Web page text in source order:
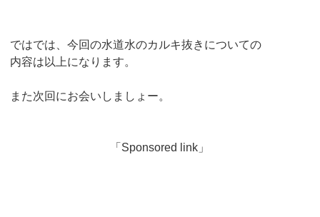
ではでは、今回の水道水のカルキ抜きについての
内容は以上になります。
また次回にお会いしましょー。
「Sponsored link」